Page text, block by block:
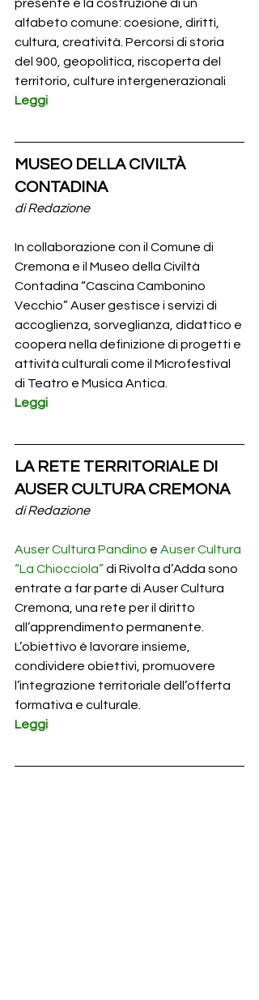
presente e la costruzione di un
alfabeto comune: coesione, diritti,
cultura, creatività. Percorsi di storia
del 900, geopolitica, riscoperta del
territorio, culture intergenerazionali
Leggi
MUSEO DELLA CIVILTÀ
CONTADINA
di Redazione
In collaborazione con il Comune di
Cremona e il Museo della Civiltà
Contadina “Cascina Cambonino
Vecchio” Auser gestisce i servizi di
accoglienza, sorveglianza, didattico e
coopera nella definizione di progetti e
attività culturali come il Microfestival
di Teatro e Musica Antica.
Leggi
LA RETE TERRITORIALE DI
AUSER CULTURA CREMONA
di Redazione
Auser Cultura Pandino e Auser Cultura
“La Chiocciola” di Rivolta d’Adda sono
entrate a far parte di Auser Cultura
Cremona, una rete per il diritto
all’apprendimento permanente.
L’obiettivo è lavorare insieme,
condividere obiettivi, promuovere
l’integrazione territoriale dell’offerta
formativa e culturale.
Leggi